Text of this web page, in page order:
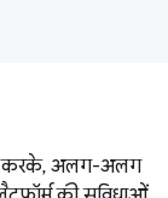
करके, अलग-अलग